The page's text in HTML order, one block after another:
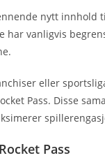
nytt innhold
vanligvis
eller
Pass. Disse
Pass